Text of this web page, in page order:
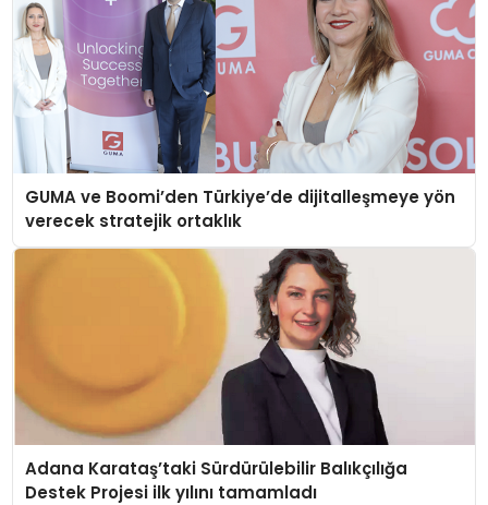
GUMA ve Boomi’den Türkiye’de dijitalleşmeye yön
verecek stratejik ortaklık
Adana Karataş’taki Sürdürülebilir Balıkçılığa
Destek Projesi ilk yılını tamamladı